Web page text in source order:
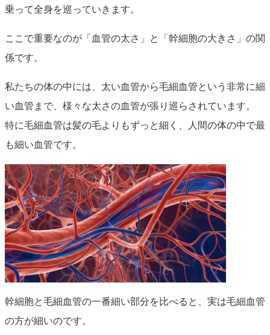
乗って全身を巡っていきます。
ここで重要なのが「血管の太さ」と「幹細胞の大きさ」の関
係です。
私たちの体の中には、太い血管から毛細血管という非常に細
い血管まで、様々な太さの血管が張り巡らされています。
特に毛細血管は髪の毛よりもずっと細く、人間の体の中で最
も細い血管です。
幹細胞と毛細血管の一番細い部分を比べると、実は毛細血管
の方が細いのです。